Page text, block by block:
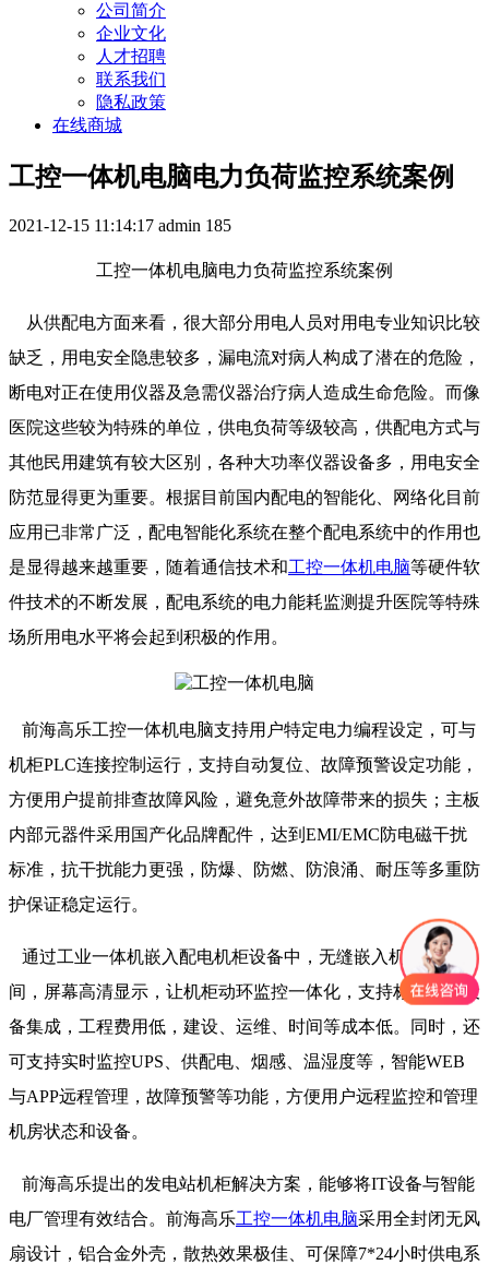
公司简介
企业文化
人才招聘
联系我们
隐私政策
在线商城
工控一体机电脑电力负荷监控系统案例
2021-12-15 11:14:17 admin 185
工控一体机电脑电力负荷监控系统案例
从供配电方面来看，很大部分用电人员对用电专业知识比较
缺乏，用电安全隐患较多，漏电流对病人构成了潜在的危险，
断电对正在使用仪器及急需仪器治疗病人造成生命危险。而像
医院这些较为特殊的单位，供电负荷等级较高，供配电方式与
其他民用建筑有较大区别，各种大功率仪器设备多，用电安全
防范显得更为重要。根据目前国内配电的智能化、网络化目前
应用已非常广泛，配电智能化系统在整个配电系统中的作用也
是显得越来越重要，随着通信技术和工控一体机电脑等硬件软
件技术的不断发展，配电系统的电力能耗监测提升医院等特殊
场所用电水平将会起到积极的作用。
前海高乐工控一体机电脑支持用户特定电力编程设定，可与
机柜PLC连接控制运行，支持自动复位、故障预警设定功能，
方便用户提前排查故障风险，避免意外故障带来的损失；主板
内部元器件采用国产化品牌配件，达到EMI/EMC防电磁干扰
标准，抗干扰能力更强，防爆、防燃、防浪涌、耐压等多重防
护保证稳定运行。
通过工业一体机嵌入配电机柜设备中，无缝嵌入机柜节省空
间，屏幕高清显示，让机柜动环监控一体化，支持标准化多设
备集成，工程费用低，建设、运维、时间等成本低。同时，还
可支持实时监控UPS、供配电、烟感、温湿度等，智能WEB
与APP远程管理，故障预警等功能，方便用户远程监控和管理
机房状态和设备。
前海高乐提出的发电站机柜解决方案，能够将IT设备与智能
电厂管理有效结合。前海高乐工控一体机电脑采用全封闭无风
扇设计，铝合金外壳，散热效果极佳、可保障7*24小时供电系